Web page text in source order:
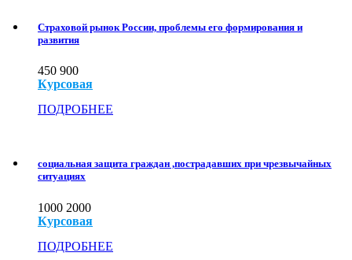
Страховой рынок России, проблемы его формирования и
развития
450 900
Курсовая
ПОДРОБНЕЕ
социальная защита граждан ,пострадавших при чрезвычайных
ситуациях
1000 2000
Курсовая
ПОДРОБНЕЕ